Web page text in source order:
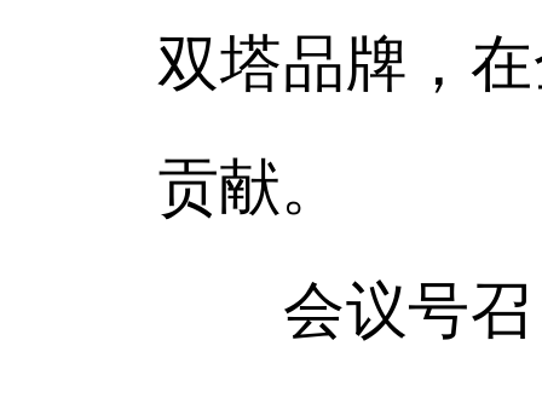
双塔品牌，
贡献。
会议号召